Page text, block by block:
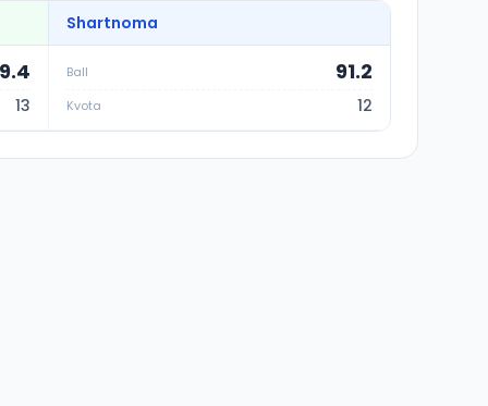
Shartnoma
13
Ball 91.2
Kvota 12